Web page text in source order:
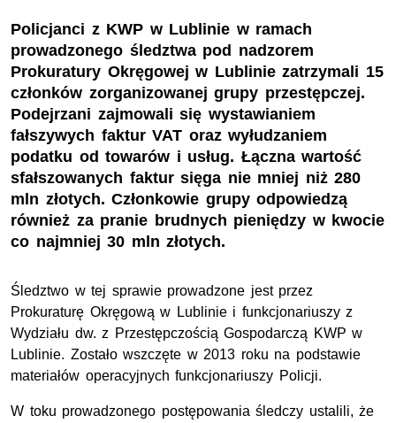
Policjanci z KWP w Lublinie w ramach
prowadzonego śledztwa pod nadzorem
Prokuratury Okręgowej w Lublinie zatrzymali 15
członków zorganizowanej grupy przestępczej.
Podejrzani zajmowali się wystawianiem
fałszywych faktur VAT oraz wyłudzaniem
podatku od towarów i usług. Łączna wartość
sfałszowanych faktur sięga nie mniej niż 280
mln złotych. Członkowie grupy odpowiedzą
również za pranie brudnych pieniędzy w kwocie
co najmniej 30 mln złotych.
Śledztwo w tej sprawie prowadzone jest przez
Prokuraturę Okręgową w Lublinie i funkcjonariuszy z
Wydziału dw. z Przestępczością Gospodarczą KWP w
Lublinie. Zostało wszczęte w 2013 roku na podstawie
materiałów operacyjnych funkcjonariuszy Policji.
W toku prowadzonego postępowania śledczy ustalili, że